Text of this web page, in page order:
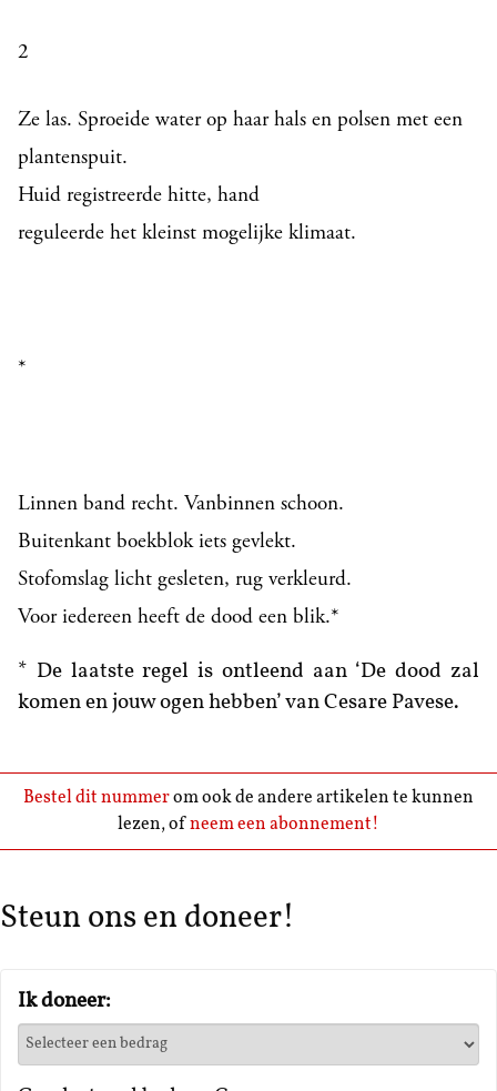
2
Ze las. Sproeide water op haar hals en polsen met een
plantenspuit.
Huid registreerde hitte, hand
reguleerde het kleinst mogelijke klimaat.
*
Linnen band recht. Vanbinnen schoon.
Buitenkant boekblok iets gevlekt.
Stofomslag licht gesleten, rug verkleurd.
Voor iedereen heeft de dood een blik.*
* De laatste regel is ontleend aan ‘De dood zal
komen en jouw ogen hebben’ van Cesare Pavese.
Bestel dit nummerom ook de andere artikelen te kunnen
lezen, ofneem een abonnement!
Steun ons en doneer!
Ik doneer: